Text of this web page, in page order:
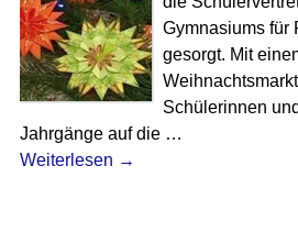
Gymnasiums für
gesorgt. Mit
Schülerinnen
Jahrgänge auf die …
Weiterlesen →